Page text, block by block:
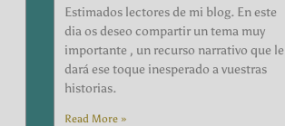
Estimados lectores de mi blog. En este
dia os deseo compartir un tema muy
importante , un recurso narrativo que le
dará ese toque inesperado a vuestras
historias.
Read More »